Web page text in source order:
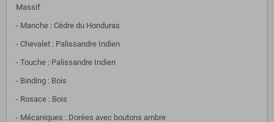
Massif
- Manche : Cèdre du Honduras
- Chevalet : Palissandre Indien
- Touche : Palissandre Indien
- Binding : Bois
- Rosace : Bois
- Mécaniques : Dorées avec boutons ambre